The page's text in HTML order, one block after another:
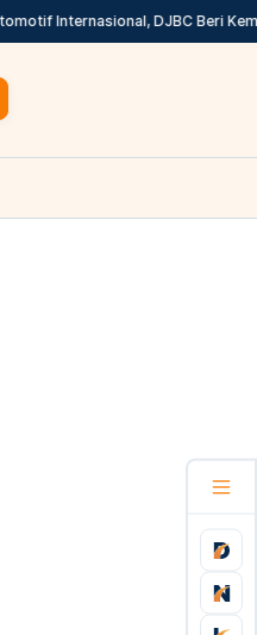
Internasional, DJBC Beri